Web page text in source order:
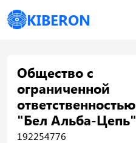
KIBERON
Общество с
ограниченной
ответственностью
"Бел Альба-Цепь"
192254776